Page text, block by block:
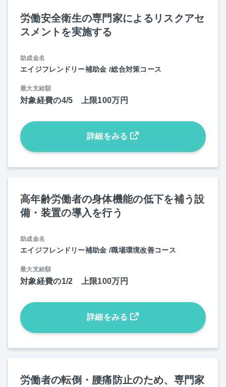
労働安全衛生の専門家によるリスクアセ
スメントを実施する
助成金名
エイジフレンドリー補助金 /総合対策コース
最大支給額
対象経費の4/5 上限100万円
詳細をみる
高年齢労働者の身体機能の低下を補う設
備・装置の導入を行う
助成金名
エイジフレンドリー補助金 /職場環境改善コース
最大支給額
対象経費の1/2 上限100万円
詳細をみる
労働者の転倒・腰痛防止のため、専門家